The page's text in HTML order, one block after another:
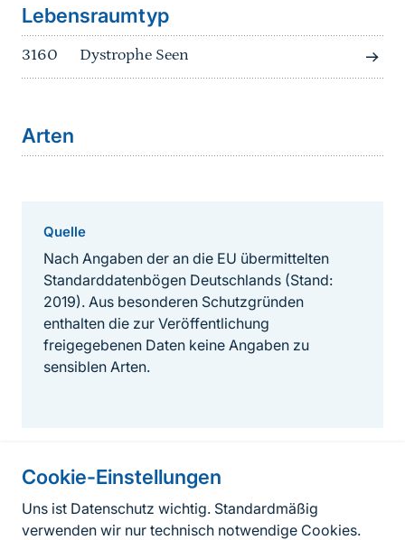
Cookie-Einstellungen
Uns ist Datenschutz wichtig. Standardmäßig
verwenden wir nur technisch notwendige Cookies.
Lebensraumtyp
3160 Dystrophe Seen
Arten
Quelle
Nach Angaben der an die EU übermittelten
Standarddatenbögen Deutschlands (Stand:
2019). Aus besonderen Schutzgründen
enthalten die zur Veröffentlichung
freigegebenen Daten keine Angaben zu
sensiblen Arten.
Informationen zur Seite
Fußzeile